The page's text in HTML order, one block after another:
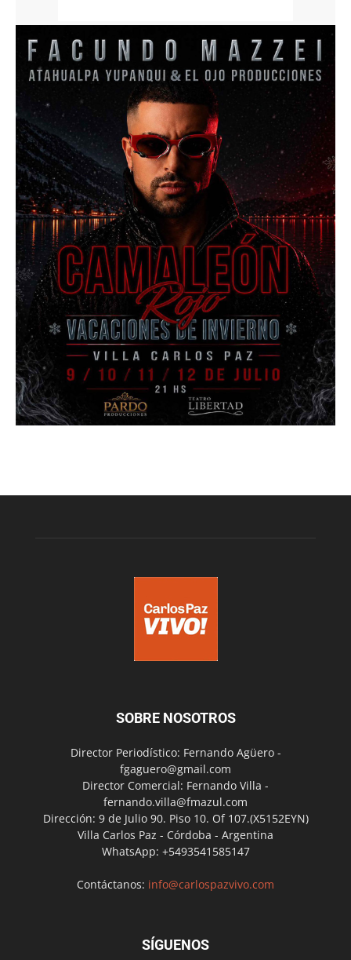
SOBRE NOSOTROS
Director Periodístico: Fernando Agüero -
fgaguero@gmail.com
Director Comercial: Fernando Villa -
fernando.villa@fmazul.com
Dirección: 9 de Julio 90. Piso 10. Of 107.(X5152EYN)
Villa Carlos Paz - Córdoba - Argentina
WhatsApp: +5493541585147
Contáctanos: info@carlospazvivo.com
SÍGUENOS